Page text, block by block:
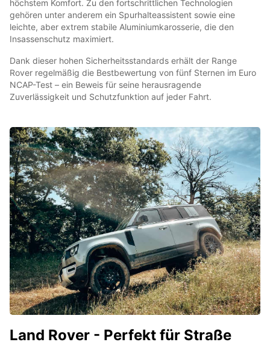
höchstem Komfort. Zu den fortschrittlichen Technologien
gehören unter anderem ein Spurhalteassistent sowie eine
leichte, aber extrem stabile Aluminiumkarosserie, die den
Insassenschutz maximiert.
Dank dieser hohen Sicherheitsstandards erhält der Range
Rover regelmäßig die Bestbewertung von fünf Sternen im Euro
NCAP-Test – ein Beweis für seine herausragende
Zuverlässigkeit und Schutzfunktion auf jeder Fahrt.
Land Rover - Perfekt für Straße